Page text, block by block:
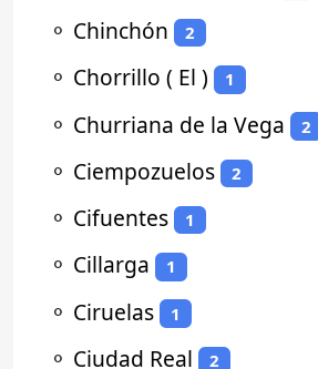
⚬ Chinchón 2
⚬ Chorrillo ( El ) 1
⚬ Churriana de la Vega 2
⚬ Ciempozuelos 2
⚬ Cifuentes 1
⚬ Cillarga 1
⚬ Ciruelas 1
⚬ Ciudad Real 2